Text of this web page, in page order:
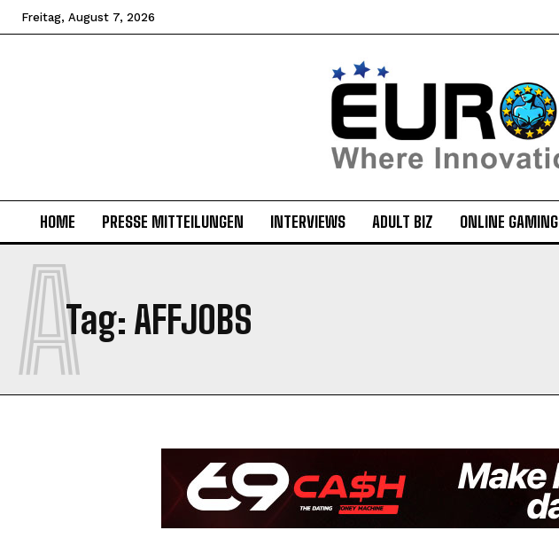
Freitag, August 7, 2026
HOME PRESSE MITTEILUNGEN INTERVIEWS ADULT BIZ ONLINE GAMING
Tag: AFFJOBS
A